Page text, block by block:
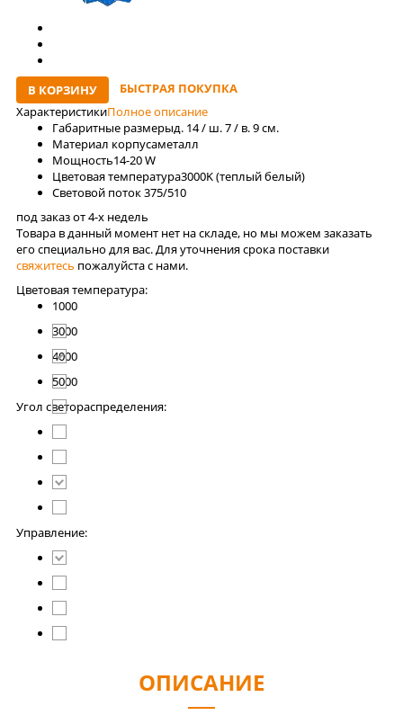
В КОРЗИНУ
БЫСТРАЯ ПОКУПКА
ХарактеристикиПолное описание
Габаритные размерыд. 14 / ш. 7 / в. 9 см.
Материал корпусаметалл
Мощность14-20 W
Цветовая температура3000K (теплый белый)
Световой поток375/510
под заказ от 4-x недель
Товара в данный момент нет на складе, но мы можем заказать
его специально для вас. Для уточнения срока поставки
свяжитесь пожалуйста с нами.
Цветовая температура:
1000
3000
4000
5000
Угол светораспределения:
Управление:
ОПИСАНИЕ